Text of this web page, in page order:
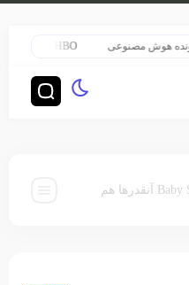
مصنوعی HBO سنت قدیمی خود را برای پخش سریال هری پاتر تغییر داد
عجیب‌ترین بازی سال یعنی Baby Steps آنقدرها هم